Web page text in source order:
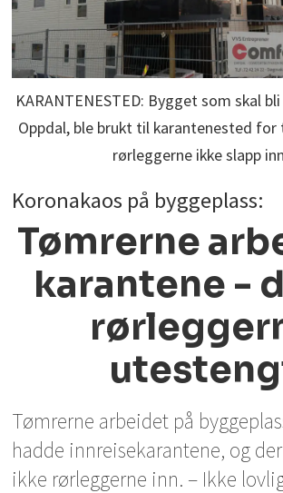
KARANTENESTED: Bygget som skal
Oppdal, ble brukt til karantenested for
rørleggerne ikke slapp
Koronakaos på byggeplass:
Tømrerne
karantene -
Tømrerne arbeidet på
hadde innreisekarantene, og
ikke rørleggerne inn. – Ikke